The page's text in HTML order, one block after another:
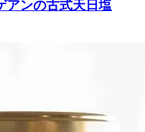
アンの古式天日塩